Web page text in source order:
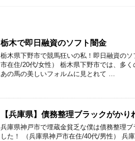
栃木で即日融資のソフト闇金
栃木県下野市で競馬狂いの私！即日融資の
市在住/20代/女性） 栃木県下野市では、多
あの馬の美しいフォルムに見とれて …
【兵庫県】債務整理ブラックがかり
兵庫県神戸市で埋蔵金貧乏な僕は債務整理
した！ （兵庫県神戸市在住/40代/男性） 兵